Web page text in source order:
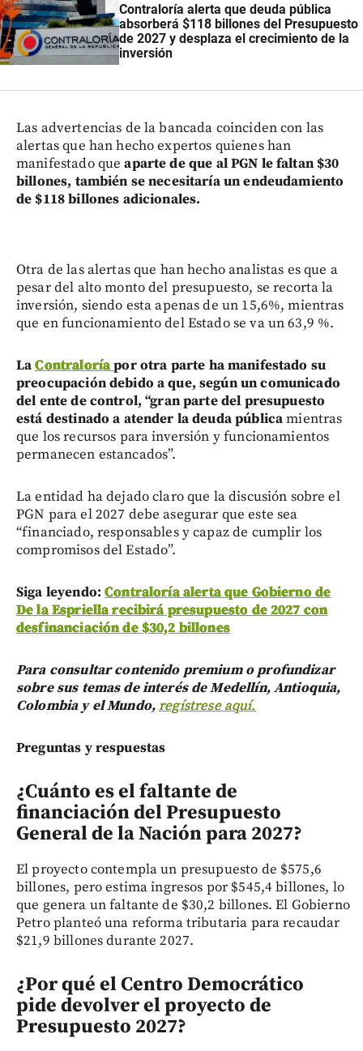
Contraloría alerta que deuda pública
absorberá $118 billones del Presupuesto
de 2027 y desplaza el crecimiento de la
inversión
Las advertencias de la bancada coinciden con las
alertas que han hecho expertos quienes han
manifestado queaparte de que al PGN le faltan $30
billones, también se necesitaría un endeudamiento
de $118 billones adicionales.
Otra de las alertas que han hecho analistas es que a
pesar del alto monto del presupuesto, se recorta la
inversión, siendo esta apenas de un 15,6%, mientras
que en funcionamiento del Estado se va un 63,9 %.
LaContraloríapor otra parte ha manifestado su
preocupación debido a que, según un comunicado
del ente de control, “gran parte del presupuesto
está destinado a atender la deuda públicamientras
que los recursos para inversión y funcionamientos
permanecen estancados”.
La entidad ha dejado claro que la discusión sobre el
PGN para el 2027 debe asegurar que este sea
“financiado, responsables y capaz de cumplir los
compromisos del Estado”.
Siga leyendo:Contraloría alerta que Gobierno de
De la Espriella recibirá presupuesto de 2027 con
desfinanciación de $30,2 billones
Para consultar contenido premium o profundizar
sobre sus temas de interés de Medellín, Antioquia,
Colombia y el Mundo,regístrese aquí.
Preguntas y respuestas
¿Cuánto es el faltante de
financiación del Presupuesto
General de la Nación para 2027?
El proyecto contempla un presupuesto de $575,6
billones, pero estima ingresos por $545,4 billones, lo
que genera un faltante de $30,2 billones. El Gobierno
Petro planteó una reforma tributaria para recaudar
$21,9 billones durante 2027.
¿Por qué el Centro Democrático
pide devolver el proyecto de
Presupuesto 2027?